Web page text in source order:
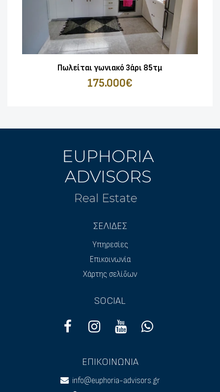
Πωλείται γωνιακό 3άρι 85τμ
175.000€
ΣΕΛΙΔΕΣ
Υπηρεσίες
Επικοινωνία
Χάρτης σελίδων
SOCIAL
ΕΠΙΚΟΙΝΩΝΙΑ
info@euphoria-advisors.gr